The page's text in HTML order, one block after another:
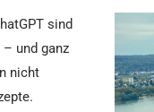
sind
und ganz
nicht